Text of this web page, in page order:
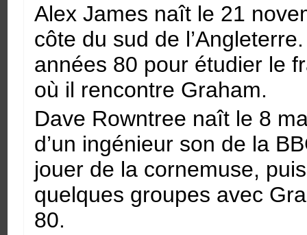
Alex James naît le 21
côte du sud de
années 80 pour étudier le
où il rencontre Graham.
Dave Rowntree naît le 8
d’un ingénieur son de la
jouer de la cornemuse,
quelques groupes avec
80.